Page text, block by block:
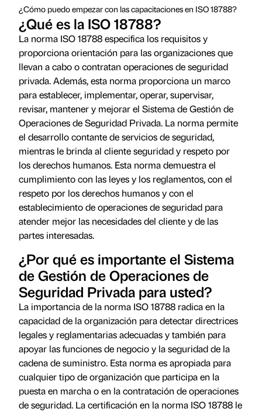
¿Cómo puedo empezar con las capacitaciones en ISO 18788?
¿Qué es la ISO 18788?
La norma ISO 18788 especifica los requisitos y
proporciona orientación para las organizaciones que
llevan a cabo o contratan operaciones de seguridad
privada. Además, esta norma proporciona un marco
para establecer, implementar, operar, supervisar,
revisar, mantener y mejorar el Sistema de Gestión de
Operaciones de Seguridad Privada. La norma permite
el desarrollo contante de servicios de seguridad,
mientras le brinda al cliente seguridad y respeto por
los derechos humanos. Esta norma demuestra el
cumplimiento con las leyes y los reglamentos, con el
respeto por los derechos humanos y con el
establecimiento de operaciones de seguridad para
atender mejor las necesidades del cliente y de las
partes interesadas.
¿Por qué es importante el Sistema
de Gestión de Operaciones de
Seguridad Privada para usted?
La importancia de la norma ISO 18788 radica en la
capacidad de la organización para detectar directrices
legales y reglamentarias adecuadas y también para
apoyar las funciones de negocio y la seguridad de la
cadena de suministro. Esta norma es apropiada para
cualquier tipo de organización que participa en la
puesta en marcha o en la contratación de operaciones
de seguridad. La certificación en la norma ISO 18788 le